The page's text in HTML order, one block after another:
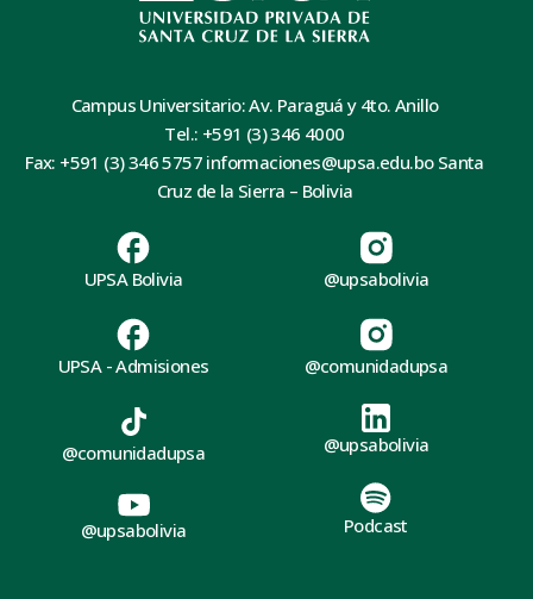
Campus Universitario: Av. Paraguá y 4to. Anillo
Tel.: +591 (3) 346 4000
Fax: +591 (3) 346 5757 informaciones@upsa.edu.bo Santa
Cruz de la Sierra – Bolivia
UPSA Bolivia
UPSA - Admisiones
@upsabolivia
@comunidadupsa
@comunidadupsa
@upsabolivia
@upsabolivia
Podcast